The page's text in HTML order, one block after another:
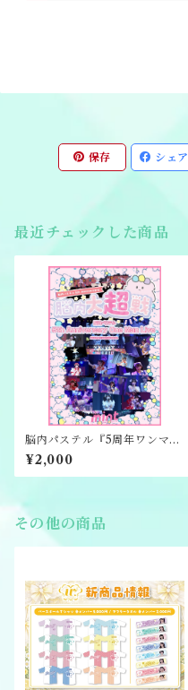
保存 シェア
最近チェックした商品
脳内パステル『5周年ワンマン
ライブ〜脳内大超戦〜』ライ
ブ映像ダウンロード版
¥2,000
その他の商品